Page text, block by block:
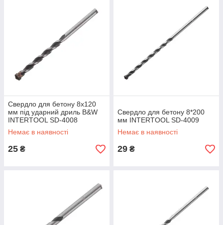
Свердло для бетону 8x120
мм під ударний дриль B&W
INTERTOOL SD-4008
Немає в наявності
25 ₴
Свердло для бетону 8*200
мм INTERTOOL SD-4009
Немає в наявності
29 ₴